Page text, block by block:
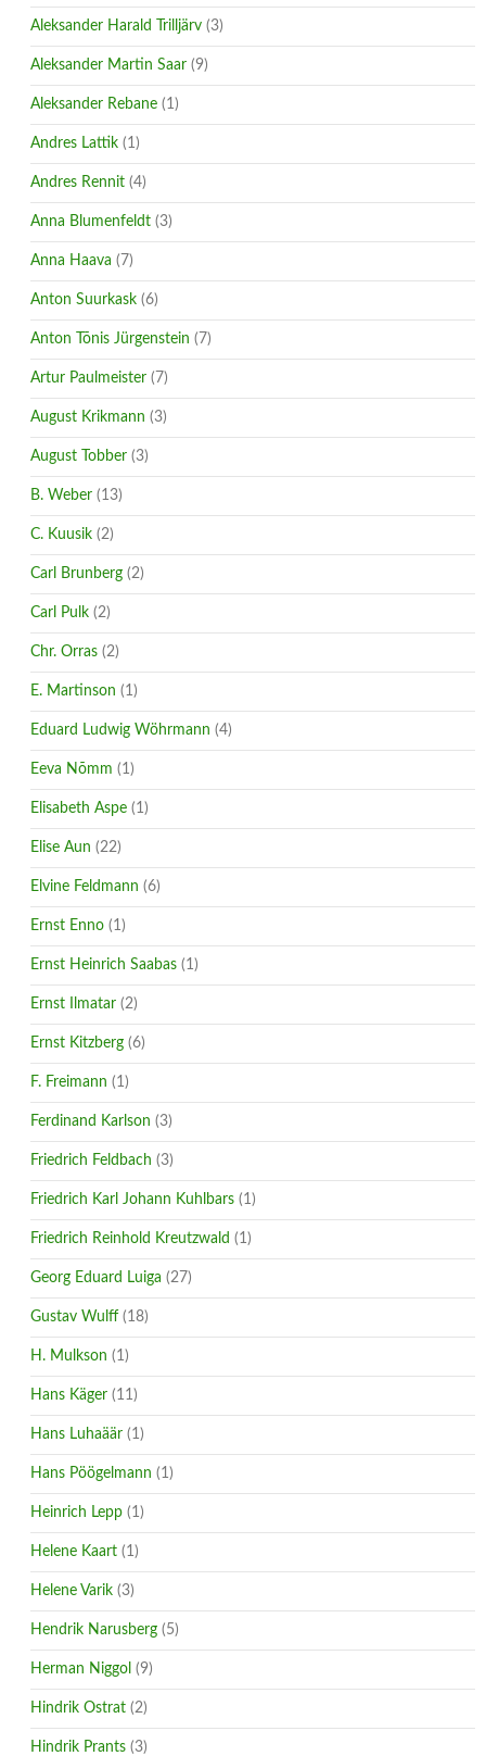
Aleksander Harald Trilljärv (3)
Aleksander Martin Saar (9)
Aleksander Rebane (1)
Andres Lattik (1)
Andres Rennit (4)
Anna Blumenfeldt (3)
Anna Haava (7)
Anton Suurkask (6)
Anton Tõnis Jürgenstein (7)
Artur Paulmeister (7)
August Krikmann (3)
August Tobber (3)
B. Weber (13)
C. Kuusik (2)
Carl Brunberg (2)
Carl Pulk (2)
Chr. Orras (2)
E. Martinson (1)
Eduard Ludwig Wöhrmann (4)
Eeva Nõmm (1)
Elisabeth Aspe (1)
Elise Aun (22)
Elvine Feldmann (6)
Ernst Enno (1)
Ernst Heinrich Saabas (1)
Ernst Ilmatar (2)
Ernst Kitzberg (6)
F. Freimann (1)
Ferdinand Karlson (3)
Friedrich Feldbach (3)
Friedrich Karl Johann Kuhlbars (1)
Friedrich Reinhold Kreutzwald (1)
Georg Eduard Luiga (27)
Gustav Wulff(18)
H. Mulkson (1)
Hans Käger (11)
Hans Luhaäär (1)
Hans Pöögelmann (1)
Heinrich Lepp (1)
Helene Kaart (1)
Helene Varik (3)
Hendrik Narusberg (5)
Herman Niggol (9)
Hindrik Ostrat (2)
Hindrik Prants (3)